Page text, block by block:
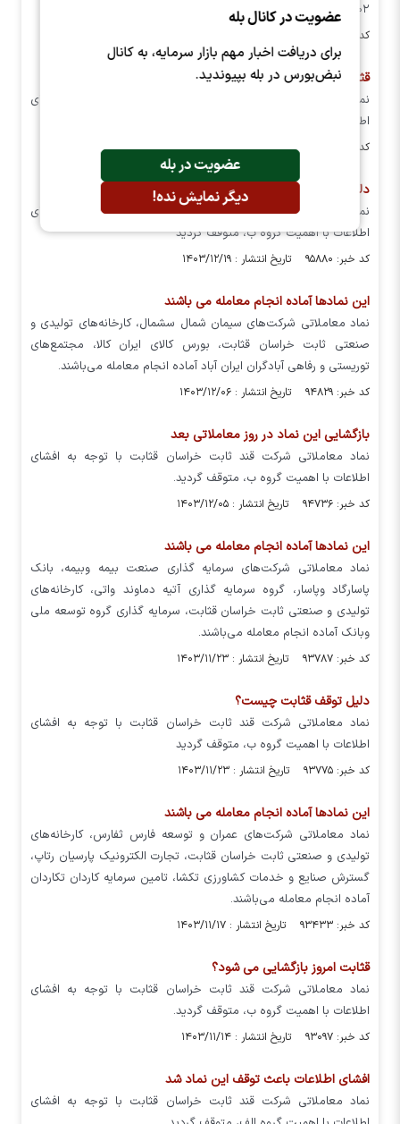
عضویت در کانال بله
برای دریافت اخبار مهم بازار سرمایه، به کانال
نبض‌بورس در بله بپیوندید.
عضویت در بله
دیگر نمایش نده!
۱۴۰۲ و فروش ۷ ماهه سال جاری، رشد چشمگیری را تجربه کرده‌اند.
کد خبر: ۹۷۲۶۲ تاریخ انتشار : ۱۴۰۴/۰۱/۱۰
قثابت امروز بازگشایی می شود؟
نماد معاملاتی شرکت قند ثابت خراسان قثابت با توجه به افشای
اطلاعات با اهمیت گروه ب، متوقف گردید.
کد خبر: ۹۶۱۰۳ تاریخ انتشار : ۱۴۰۳/۱۲/۲۱
دلیل توقف قثابت چیست؟
نماد معاملاتی شرکت قند ثابت خراسان قثابت با توجه به افشای
اطلاعات با اهمیت گروه ب، متوقف گردید
کد خبر: ۹۵۸۸۰ تاریخ انتشار : ۱۴۰۳/۱۲/۱۹
این نمادها آماده انجام معامله می باشند
نماد معاملاتی شرکت‌های سیمان شمال سشمال، کارخانه‌های تولیدی و
صنعتی ثابت خراسان قثابت، بورس کالای ایران کالا، مجتمع‌های
توریستی و رفاهی آبادگران ایران آباد آماده انجام معامله می‌باشند.
کد خبر: ۹۴۸۲۹ تاریخ انتشار : ۱۴۰۳/۱۲/۰۶
بازگشایی این نماد در روز معاملاتی بعد
نماد معاملاتی شرکت قند ثابت خراسان قثابت با توجه به افشای
اطلاعات با اهمیت گروه ب، متوقف گردید.
کد خبر: ۹۴۷۳۶ تاریخ انتشار : ۱۴۰۳/۱۲/۰۵
این نمادها آماده انجام معامله می باشند
نماد معاملاتی شرکت‌های سرمایه گذاری صنعت بیمه وبیمه، بانک
پاسارگاد وپاسار، گروه سرمایه گذاری آتیه دماوند واتی، کارخانه‌های
تولیدی و صنعتی ثابت خراسان قثابت، سرمایه گذاری گروه توسعه ملی
وبانک آماده انجام معامله می‌باشند.
کد خبر: ۹۳۷۸۷ تاریخ انتشار : ۱۴۰۳/۱۱/۲۳
دلیل توقف قثابت چیست؟
نماد معاملاتی شرکت قند ثابت خراسان قثابت با توجه به افشای
اطلاعات با اهمیت گروه ب، متوقف گردید
کد خبر: ۹۳۷۷۵ تاریخ انتشار : ۱۴۰۳/۱۱/۲۳
این نمادها آماده انجام معامله می باشند
نماد معاملاتی شرکت‌های عمران و توسعه فارس ثفارس، کارخانه‌های
تولیدی و صنعتی ثابت خراسان قثابت، تجارت الکترونیک پارسیان رتاپ،
گسترش صنایع و خدمات کشاورزی تکشا، تامین سرمایه کاردان تکاردان
آماده انجام معامله می‌باشند.
کد خبر: ۹۳۴۳۳ تاریخ انتشار : ۱۴۰۳/۱۱/۱۷
قثابت امروز بازگشایی می شود؟
نماد معاملاتی شرکت قند ثابت خراسان قثابت با توجه به افشای
اطلاعات با اهمیت گروه ب، متوقف گردید.
کد خبر: ۹۳۰۹۷ تاریخ انتشار : ۱۴۰۳/۱۱/۱۴
افشای اطلاعات باعث توقف این نماد شد
نماد معاملاتی شرکت قند ثابت خراسان قثابت با توجه به افشای